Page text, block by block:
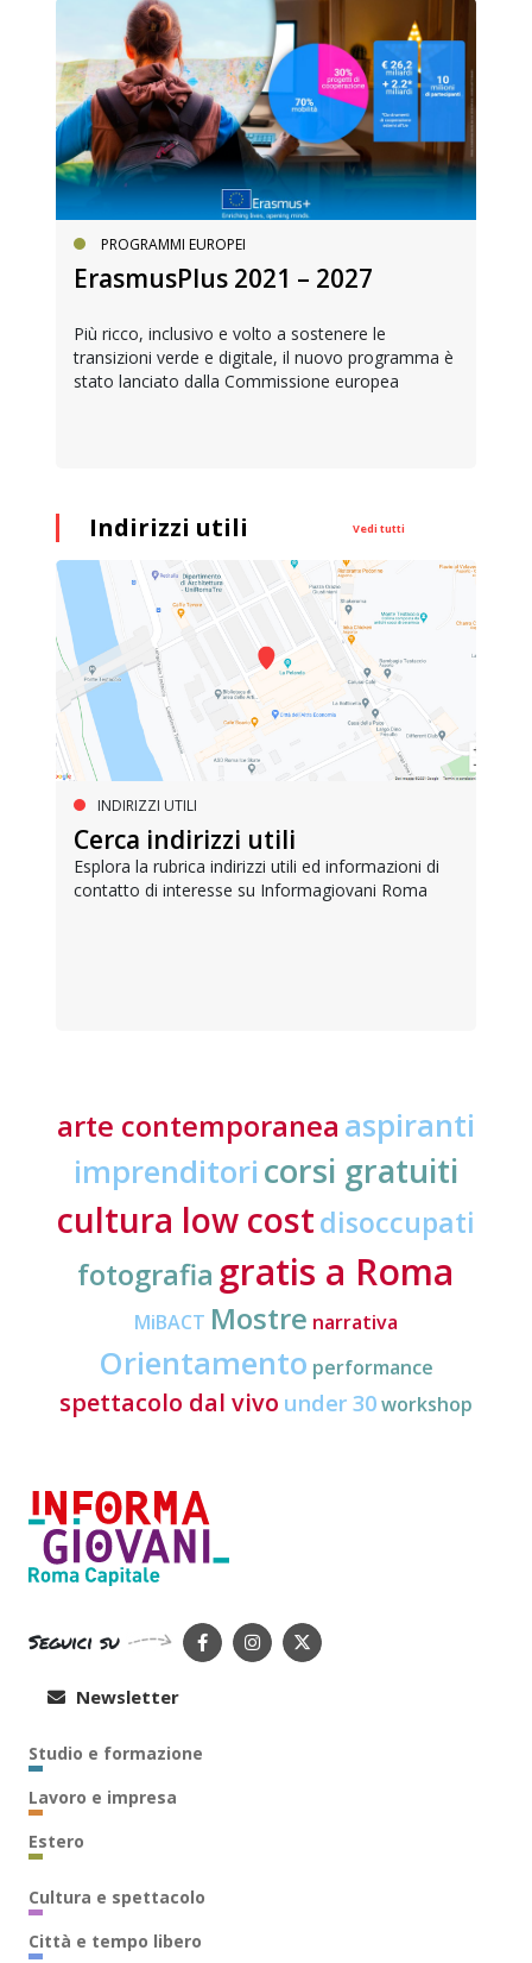
PROGRAMMI EUROPEI
ErasmusPlus 2021 – 2027
Più ricco, inclusivo e volto a sostenere le
transizioni verde e digitale, il nuovo programma è
stato lanciato dalla Commissione europea
Indirizzi utili Vedi tutti
INDIRIZZI UTILI
Cerca indirizzi utili
Esplora la rubrica indirizzi utili ed informazioni di
contatto di interesse su Informagiovani Roma
arte contemporanea aspiranti
imprenditori corsi gratuiti
cultura low costdisoccupati
fotografia gratis a Roma
MiBACT Mostre narrativa
Orientamento performance
spettacolo dal vivo under 30workshop
Seguici su
Newsletter
Studio e formazione
Lavoro e impresa
Estero
Cultura e spettacolo
Città e tempo libero